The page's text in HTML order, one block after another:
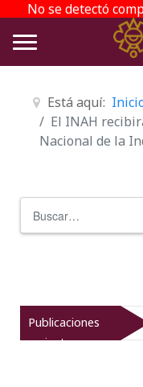
No se detectó
Está aquí:
El INAH
Nacional de la
Publicaciones
recientes
del gran acervo